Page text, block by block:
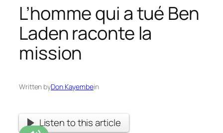
L’homme qui a tué Ben
Laden raconte la
mission
Written byDon Kayembein
Listen to this article